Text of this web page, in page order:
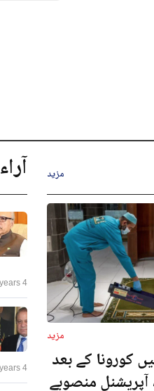
مزید
مزید
کورونا کے بعد
منصوبے
آراء
4 years پہلے
4 years پہلے